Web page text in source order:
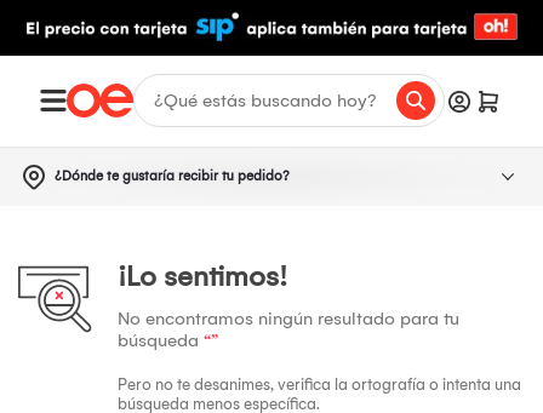
¿Dónde te gustaría recibir tu pedido?
¡Lo sentimos!
No encontramos ningún resultado para tu
búsqueda “”
Pero no te desanimes, verifica la ortografía o intenta una
búsqueda menos específica.